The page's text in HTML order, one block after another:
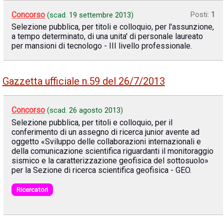
Concorso (scad. 19 settembre 2013) Posti: 1
Selezione pubblica, per titoli e colloquio, per l'assunzione,
a tempo determinato, di una unita' di personale laureato
per mansioni di tecnologo - III livello professionale.
Gazzetta ufficiale n.59 del 26/7/2013
Concorso (scad.26 agosto 2013)
Selezione pubblica, per titoli e colloquio, per il
conferimento di un assegno di ricerca junior avente ad
oggetto «Sviluppo delle collaborazioni internazionali e
della comunicazione scientifica riguardanti il monitoraggio
sismico e la caratterizzazione geofisica del sottosuolo»
per la Sezione di ricerca scientifica geofisica - GEO.
Ricercatori